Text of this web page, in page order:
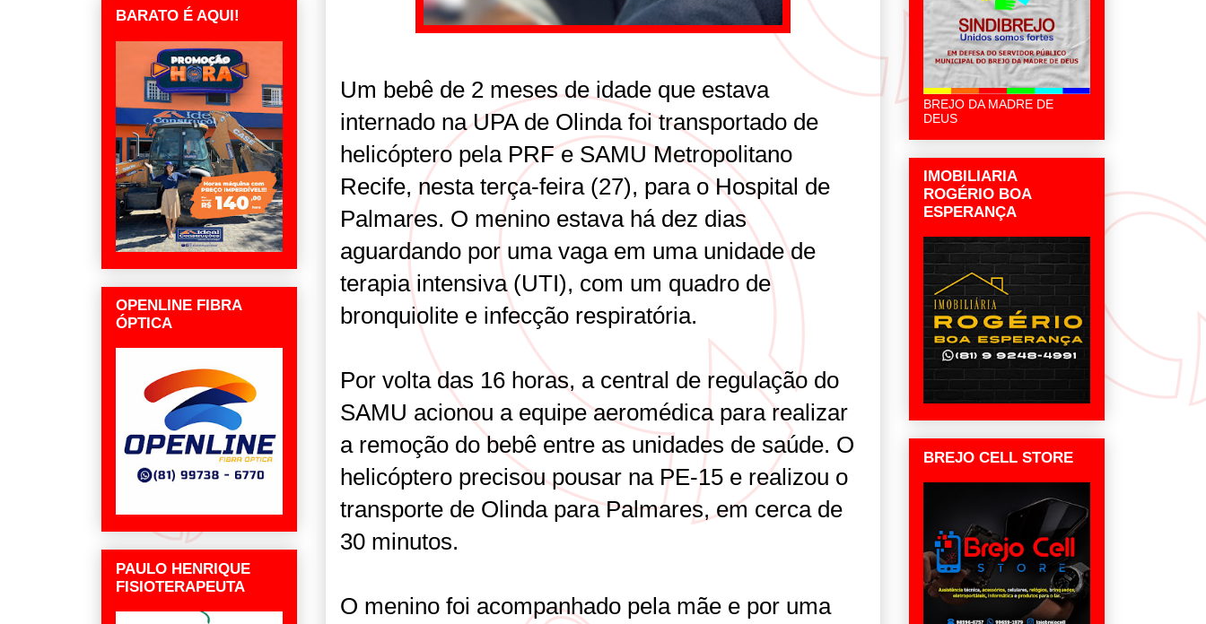
Um bebê de 2 meses de idade que estava
internado na UPA de Olinda foi transportado de
helicóptero pela PRF e SAMU Metropolitano
Recife, nesta terça-feira (27), para o Hospital de
Palmares. O menino estava há dez dias
aguardando por uma vaga em uma unidade de
terapia intensiva (UTI), com um quadro de
bronquiolite e infecção respiratória.
Por volta das 16 horas, a central de regulação do
SAMU acionou a equipe aeromédica para realizar
a remoção do bebê entre as unidades de saúde. O
helicóptero precisou pousar na PE-15 e realizou o
transporte de Olinda para Palmares, em cerca de
30 minutos.
O menino foi acompanhado pela mãe e por uma
BARATO É AQUI!
OPENLINE FIBRA
ÓPTICA
PAULO HENRIQUE
FISIOTERAPEUTA
BREJO DA MADRE DE
DEUS
IMOBILIARIA
ROGÉRIO BOA
ESPERANÇA
BREJO CELL STORE